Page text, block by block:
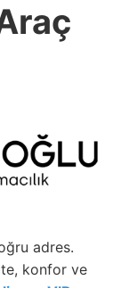
adres.
konfor ve